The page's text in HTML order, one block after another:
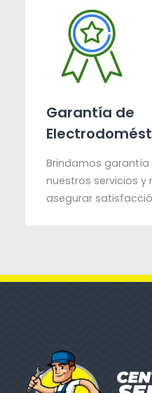
Garantía de
Brindamos
nuestros servicios y
asegurar